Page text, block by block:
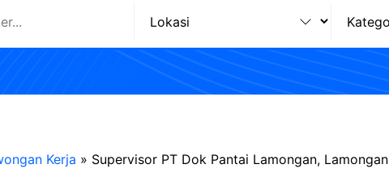
Kerja » Supervisor PT Dok Pantai Lamongan, Lamongan